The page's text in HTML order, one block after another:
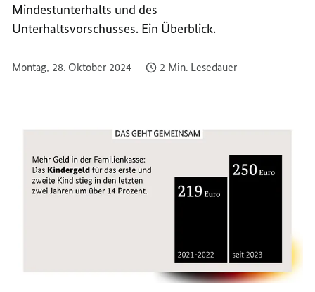
Mindestunterhalts und des
Unterhaltsvorschusses. Ein Überblick.
Montag, 28. Oktober 2024 2 Min. Lesedauer